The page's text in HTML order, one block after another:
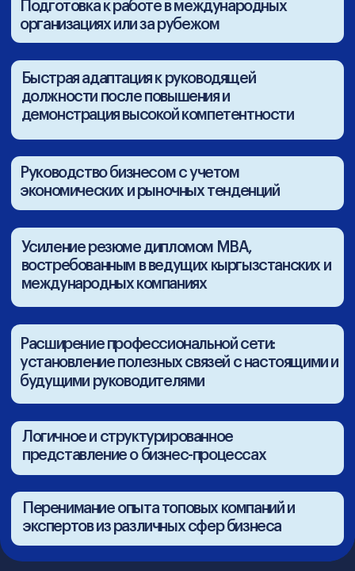
Обучение онлайн — 24/7,
в любом месте и в удобное
для вас время
Обучение разбито на модули, которые
можно проходить в своём темпе
на удобной платформе — в личном
кабинете.
Практика + проверка =
результат
После каждого модуля —
практические задания и тесты,
которые помогут надёжно усвоить
материал и сразу применить знания